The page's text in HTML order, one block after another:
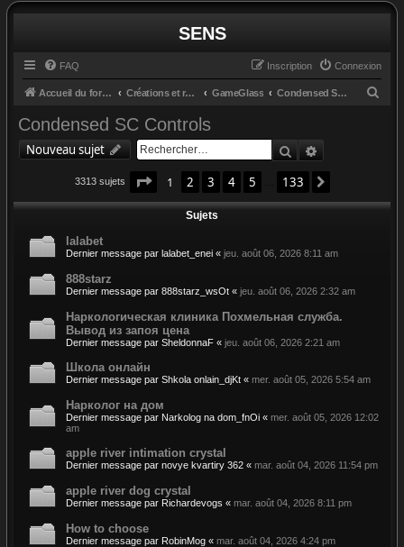
SENS
FAQ Connexion
Inscription
Accueil du forum Créations et retours GameGlass Condensed SC Controls
r
Condensed SC Controls
Nouveau sujet Rechercher
3313 sujets Page 1sur133
1 2 3 4 5 133
Sujets
lalabet
Dernier message par lalabet_enei « jeu. août 06, 2026 8:11 am
888starz
Dernier message par 888starz_wsOt « jeu. août 06, 2026 2:32 am
Наркологическая клиника Похмельная служба.
Вывод из запоя цена
Dernier message par SheldonnaF « jeu. août 06, 2026 2:21 am
Школа онлайн
Dernier message par Shkola onlain_djKt « mer. août 05, 2026 5:54 am
Нарколог на дом
Dernier message par Narkolog na dom_fnOi « mer. août 05, 2026 12:02
am
apple river intimation crystal
Dernier message par novye kvartiry 362 « mar. août 04, 2026 11:54 pm
apple river dog crystal
Dernier message par Richardevogs « mar. août 04, 2026 8:11 pm
How to choose
Dernier message par RobinMog « mar. août 04, 2026 4:24 pm